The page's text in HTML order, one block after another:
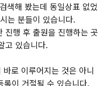
색해 봤는데 동일상표 없었
는 분들이 있습니다.
진행 후 출원을 진행하는 곳
고 있습니다.
로 이루어지는 것은 아니
이 거절될 수 있습니다.